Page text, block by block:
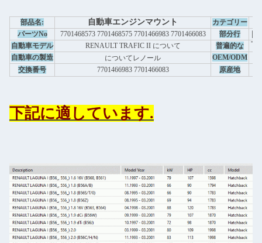
部品名: 自動車エンジンマウント カテゴリー
パーツNo 7701468573 7701468575 7701466983 7701466083 部分行
自動車モデル RENAULT TRAFIC II について 普遍的な 下
自動車の製造 についてレノール OEM/ODM
交換番号 7701466983 7701466083 原産地
下記に適しています.